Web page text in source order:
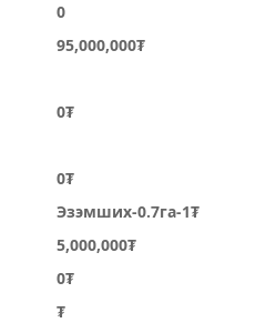
0
95,000,000₮
0₮
0₮
Эзэмших-0.7га-1₮
5,000,000₮
0₮
₮